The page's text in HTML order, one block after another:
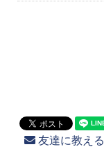
友達に教える